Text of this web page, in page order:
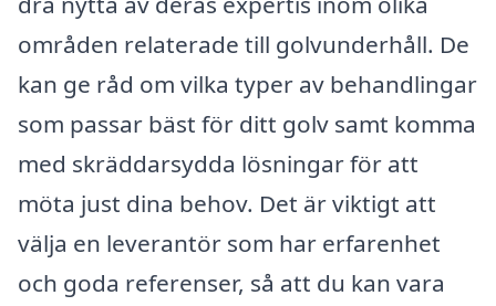
områden relaterade till golvunderhåll. De
kan ge råd om vilka typer av behandlingar
som passar bäst för ditt golv samt komma
med skräddarsydda lösningar för att
möta just dina behov. Det är viktigt att
välja en leverantör som har erfarenhet
och goda referenser, så att du kan vara